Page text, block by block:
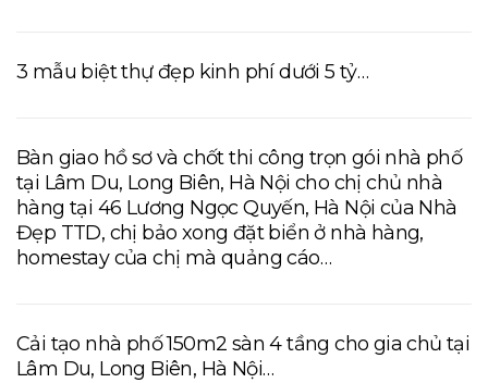
3 mẫu biệt thự đẹp kinh phí dưới 5 tỷ…
Bàn giao hồ sơ và chốt thi công trọn gói nhà phố
tại Lâm Du, Long Biên, Hà Nội cho chị chủ nhà
hàng tại 46 Lương Ngọc Quyến, Hà Nội của Nhà
Đẹp TTD, chị bảo xong đặt biển ở nhà hàng,
homestay của chị mà quảng cáo…
Cải tạo nhà phố 150m2 sàn 4 tầng cho gia chủ tại
Lâm Du, Long Biên, Hà Nội…